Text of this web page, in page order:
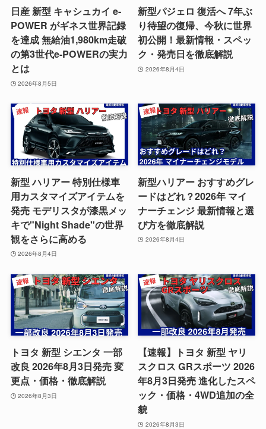
日産 新型 キャシュカイ e-
POWER がギネス世界記録
を達成 無給油1,980km走破
の第3世代e-POWERの実力
とは
2026年8月5日
新型パジェロ 復活へ 7年ぶ
り待望の復帰、今秋に世界
初公開！最新情報・スペッ
ク・発売日を徹底解説
2026年8月4日
新型 ハリアー 特別仕様車
用カスタマイズアイテムを
発売 モデリスタが漆黒メッ
キで"Night Shade"の世界
観をさらに高める
2026年8月4日
新型ハリアー おすすめグレ
ードはどれ？2026年 マイ
ナーチェンジ 最新情報と選
び方を徹底解説
2026年8月4日
トヨタ 新型 シエンタ 一部
改良 2026年8月3日発売 変
更点・価格・徹底解説
2026年8月3日
【速報】トヨタ 新型 ヤリ
スクロス GRスポーツ 2026
年8月3日発売 進化したスペ
ック・価格・4WD追加の全
貌
2026年8月3日